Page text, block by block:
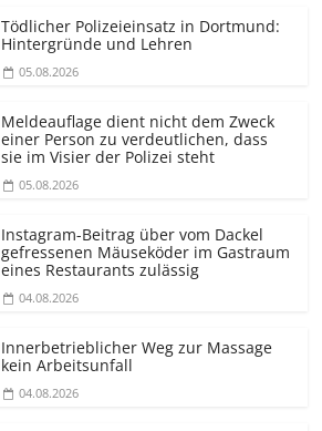
Tödlicher Polizeieinsatz in Dortmund:
Hintergründe und Lehren
05.08.2026
Meldeauflage dient nicht dem Zweck
einer Person zu verdeutlichen, dass
sie im Visier der Polizei steht
05.08.2026
Instagram-Beitrag über vom Dackel
gefressenen Mäuseköder im Gastraum
eines Restaurants zulässig
04.08.2026
Innerbetrieblicher Weg zur Massage
kein Arbeitsunfall
04.08.2026